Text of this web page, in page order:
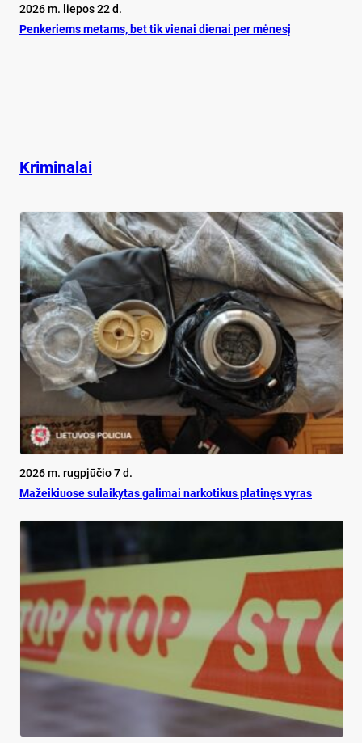
2026 m. liepos 22 d.
Pen­ke­riems me­tams, bet tik vie­nai die­nai per mė­ne­sį
Kriminalai
2026 m. rugpjūčio 7 d.
Mažeikiuose sulaikytas galimai narkotikus platinęs vyras